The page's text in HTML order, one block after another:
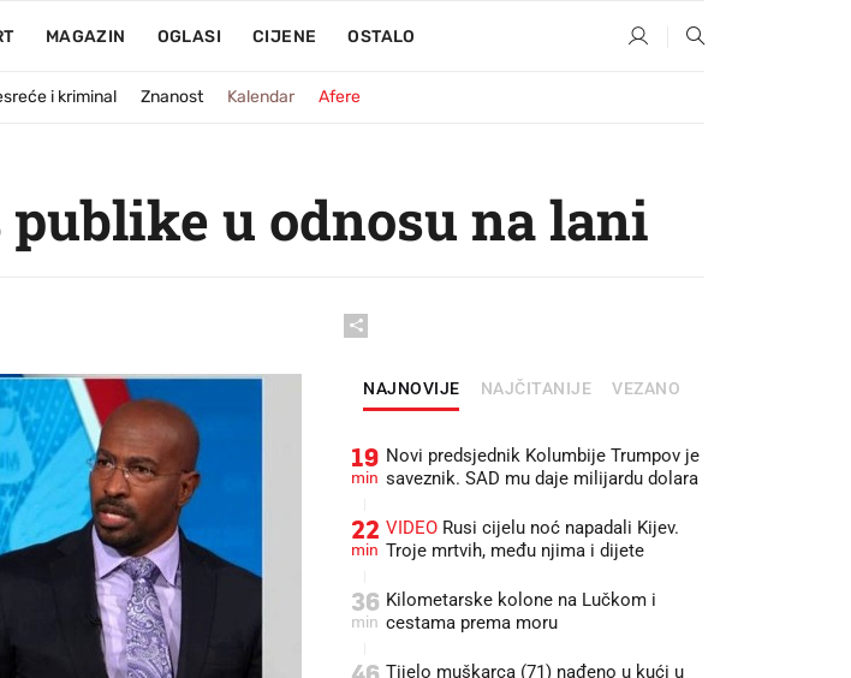
MAGAZIN OGLASI CIJENE OSTALO
i kriminal Znanost Kalendar Afere
publike u odnosu na lani
NAJNOVIJE NAJČITANIJE VEZANO
19
min
Novi predsjednik Kolumbije Trumpov je
saveznik. SAD mu daje milijardu dolara
22
min
VIDEO Rusi cijelu noć napadali Kijev.
Troje mrtvih, među njima i dijete
36
min
Kilometarske kolone na Lučkom i
cestama prema moru
Tijelo muškarca (71) nađeno u kući u